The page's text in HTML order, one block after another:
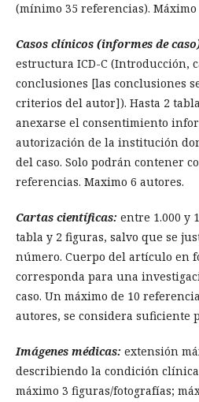
(mínimo 35 referencias). Máximo
Casos clínicos (informes de
estructura ICD-C (Introducción,
conclusiones [las conclusiones
criterios del autor]). Hasta 2
anexarse el consentimiento
autorización de la institución
del caso. Solo podrán contener
referencias. Maximo 6 autores.
Cartas científicas: entre 1.000 y
tabla y 2 figuras, salvo que se
número. Cuerpo del artículo en
corresponda para una
caso. Un máximo de 10
autores, se considera suficiente
Imágenes médicas: extensión
describiendo la condición
máximo 3 figuras/fotografías;